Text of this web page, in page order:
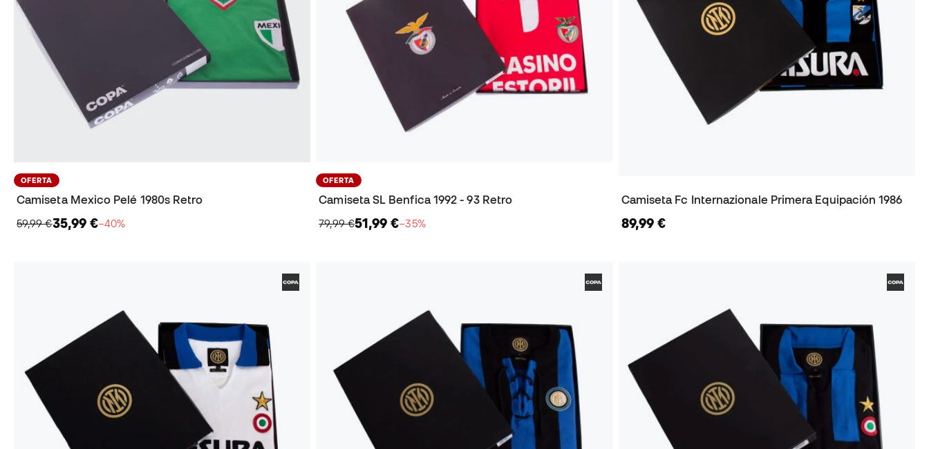
OFERTA
Camiseta Mexico Pelé 1980s Retro
59,99 €35,99 €−40%
OFERTA
Camiseta SL Benfica 1992 - 93 Retro
79,99 €51,99 €−35%
Camiseta Fc Internazionale Primera Equipación 1986
89,99 €